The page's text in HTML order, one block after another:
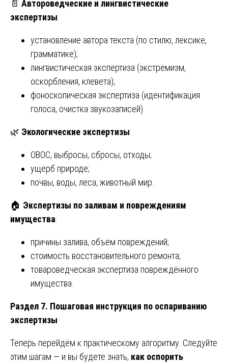
📄 Автороведческие и лингвистические
экспертизы:
установление автора текста (по стилю, лексике,
грамматике);
лингвистическая экспертиза (экстремизм,
оскорбления, клевета);
фоноскопическая экспертиза (идентификация
голоса, очистка звукозаписей).
🌿 Экологические экспертизы:
ОВОС, выбросы, сбросы, отходы;
ущерб природе;
почвы, воды, леса, животный мир.
🏠 Экспертизы по заливам и повреждениям
имущества:
причины залива, объём повреждений;
стоимость восстановительного ремонта;
товароведческая экспертиза повреждённого
имущества.
Раздел 7. Пошаговая инструкция по оспариванию
экспертизы
Теперь перейдём к практическому алгоритму. Следуйте
этим шагам — и вы будете знать, как оспорить